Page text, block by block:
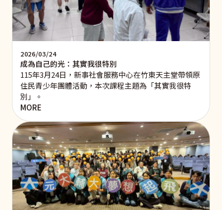
2026/03/24
成為自己的光：其實我很特別
115年3月24日，新事社會服務中心在竹東天主堂帶領原
住民青少年團體活動，本次課程主題為「其實我很特
別」。
MORE